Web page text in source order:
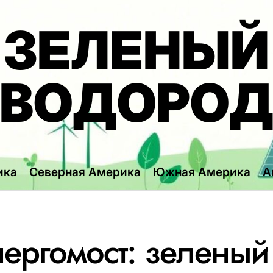
ЗЕЛЕНЫЙ
ВОДОРОД
Северная Америка Южная Америка